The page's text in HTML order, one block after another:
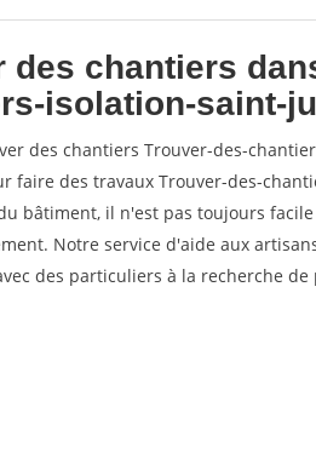
des chantiers
isolation-saint-
des chantiers Trouver-des-
faire des travaux Trouver-des-
bâtiment, il n'est pas toujours
Notre service d'aide aux
des particuliers à la recherche